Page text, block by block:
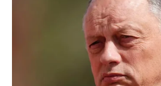
POLITICA
ECONOMIA